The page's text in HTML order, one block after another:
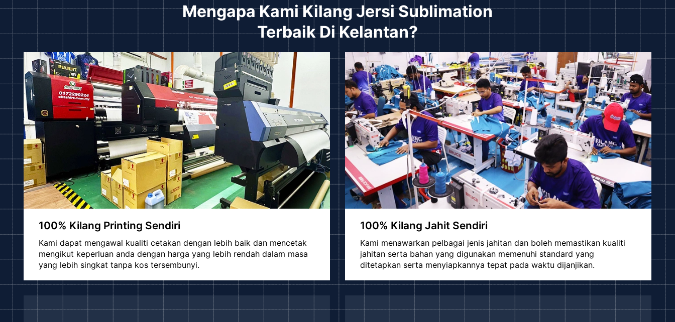
Mengapa Kami Kilang Jersi Sublimation
Terbaik Di Kelantan?
100% Kilang Printing Sendiri
Kami dapat mengawal kualiti cetakan dengan lebih baik dan mencetak
mengikut keperluan anda dengan harga yang lebih rendah dalam masa
yang lebih singkat tanpa kos tersembunyi.
100% Kilang Jahit Sendiri
Kami menawarkan pelbagai jenis jahitan dan boleh memastikan kualiti
jahitan serta bahan yang digunakan memenuhi standard yang
ditetapkan serta menyiapkannya tepat pada waktu dijanjikan.